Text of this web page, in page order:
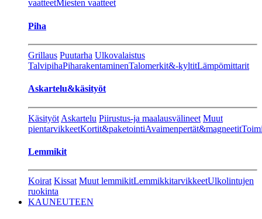
vaatteetMiesten vaatteet
Piha
Grillaus Puutarha Ulkovalaistus
TalvipihaPiharakentaminenTalomerkit&-kyltitLämpömittarit
Askartelu&käsityöt
Käsityöt Askartelu Piirustus-ja maalausvälineet Muut
pientarvikkeetKortit&paketointiAvaimenpertät&magneetit
Lemmikit
Koirat Kissat Muut lemmikitLemmikkitarvikkeetUlkolintujen
ruokinta
KAUNEUTEEN